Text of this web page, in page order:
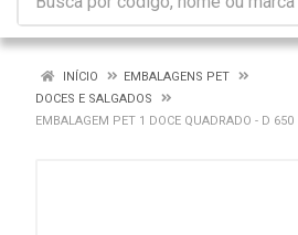
INÍCIO
EMBALAGENS PET
DOCES E SALGADOS
EMBALAGEM PET 1 DOCE QUADRADO - D 650